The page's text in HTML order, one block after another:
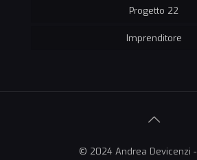
Progetto 22
Imprenditore
© 2024 Andrea Devicenzi -